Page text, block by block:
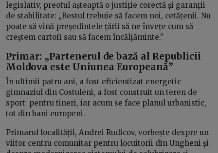
legislativ, preotul așteaptă o justiție corectă și garanții
de stabilitate: „Restul trebuie să facem noi, cetățenii. Nu
poate să vină președintele țării să ne învețe cum să
creștem cartofi sau să facem încălțăminte.”
Primar: „Partenerul de bază al Republicii
Moldova este Uniunea Europeană”
În ultimii patru ani, a fost eficientizat energetic
gimnaziul din Costuleni, a fost construit un teren de
sport pentru tineri, iar acum se face planul urbanistic,
tot din bani europeni.
Primarul localității, Andrei Rudicov, vorbește despre un
viitor centru comunitar pentru locuitorii din Ungheni și